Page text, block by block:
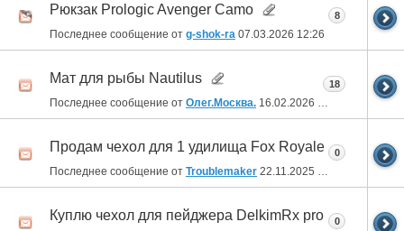
Рюкзак Prologic Avenger Camo
Последнее сообщение от g-shok-ra 07.03.2026 12:26
8
Мат для рыбы Nautilus
Последнее сообщение от Олег.Москва. 16.02.2026
18
Продам чехол для 1 удилища Fox Royale
Последнее сообщение от Troublemaker 22.11.2025
0
Куплю чехол для пейджера DelkimRx pro 0